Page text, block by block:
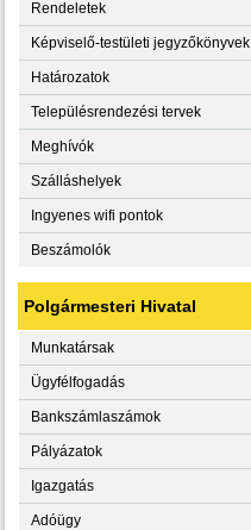
Rendeletek
Képviselő-testületi jegyzőkönyvek
Határozatok
Településrendezési tervek
Meghívók
Szálláshelyek
Ingyenes wifi pontok
Beszámolók
Polgármesteri Hivatal
Munkatársak
Ügyfélfogadás
Bankszámlaszámok
Pályázatok
Igazgatás
Adóügy